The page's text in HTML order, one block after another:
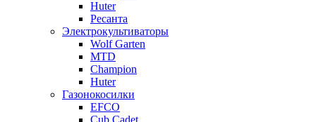
Huter
Ресанта
Электрокультиваторы
Wolf Garten
MTD
Champion
Huter
Газонокосилки
EFCO
Cub Cadet